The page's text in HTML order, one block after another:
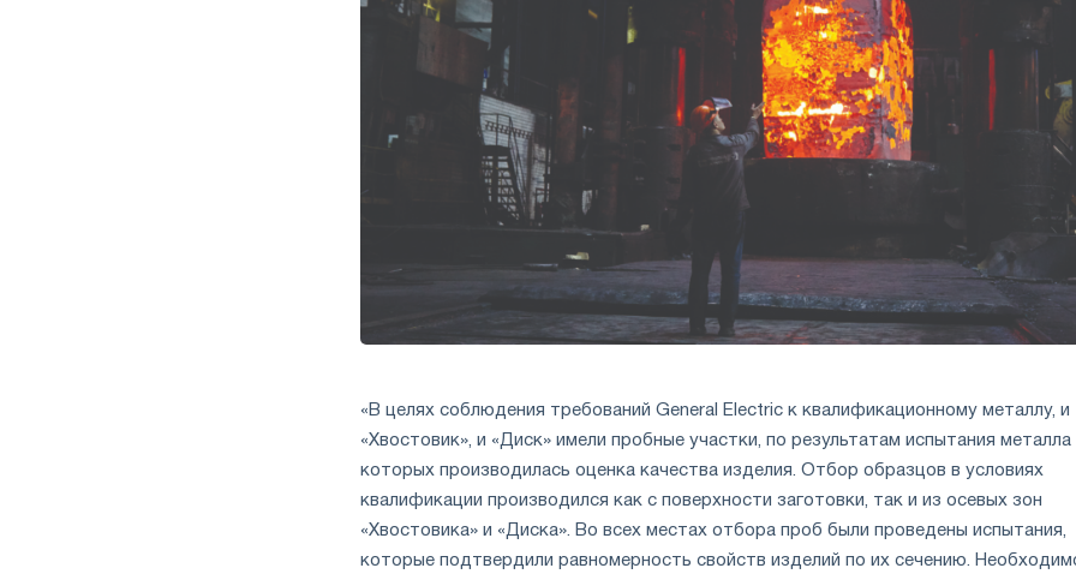
«В целях соблюдения требований General Electric к квалификационному металлу, и
«Хвостовик», и «Диск» имели пробные участки, по результатам испытания металла
которых производилась оценка качества изделия. Отбор образцов в условиях
квалификации производился как с поверхности заготовки, так и из осевых зон
«Хвостовика» и «Диска». Во всех местах отбора проб были проведены испытания,
которые подтвердили равномерность свойств изделий по их сечению.